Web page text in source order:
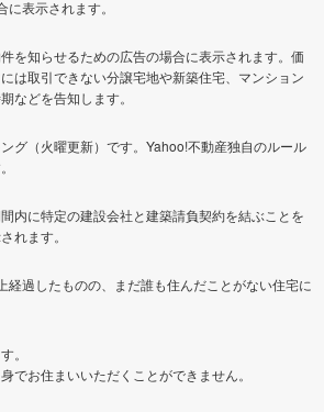
表示されます。
を知らせるための広告の場合に表示されます。価
は取引できない分譲宅地や新築住宅、マンション
などを告知します。
グ（火曜更新）です。Yahoo!不動産独自のルール
内に特定の建設会社と建築請負契約を結ぶことを
れます。
経過したものの、まだ誰も住んだことがない住宅に
。
でお住まいいただくことができません。